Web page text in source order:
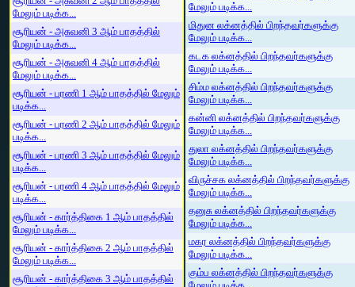
மேலும் படிக்க...
சூரியன் - அசுவனி 3 ஆம் பாதத்தில்
மேலும் படிக்க...
சூரியன் - அசுவனி 4 ஆம் பாதத்தில்
மேலும் படிக்க...
சூரியன் - பரணி 1 ஆம் பாதத்தில் மேலும்
படிக்க...
சூரியன் - பரணி 2 ஆம் பாதத்தில் மேலும்
படிக்க...
சூரியன் - பரணி 3 ஆம் பாதத்தில் மேலும்
படிக்க...
சூரியன் - பரணி 4 ஆம் பாதத்தில் மேலும்
படிக்க...
சூரியன் - கார்த்திகை 1 ஆம் பாதத்தில்
மேலும் படிக்க...
சூரியன் - கார்த்திகை 2 ஆம் பாதத்தில்
மேலும் படிக்க...
சூரியன் - கார்த்திகை 3 ஆம் பாதத்தில்
மேலும் படிக்க...
மிதுன லக்னத்தில் பிறந்தவர்களுக்கு
மேலும் படிக்க...
கடக லக்னத்தில் பிறந்தவர்களுக்கு
மேலும் படிக்க...
சிம்ம லக்னத்தில் பிறந்தவர்களுக்கு
மேலும் படிக்க...
கன்னி லக்னத்தில் பிறந்தவர்களுக்கு
மேலும் படிக்க...
துலா லக்னத்தில் பிறந்தவர்களுக்கு
மேலும் படிக்க...
விருச்சக லக்னத்தில் பிறந்தவர்களுக்கு
மேலும் படிக்க...
தனுசு லக்னத்தில் பிறந்தவர்களுக்கு
மேலும் படிக்க...
மகர லக்னத்தில் பிறந்தவர்களுக்கு
மேலும் படிக்க...
கும்ப லக்னத்தில் பிறந்தவர்களுக்கு